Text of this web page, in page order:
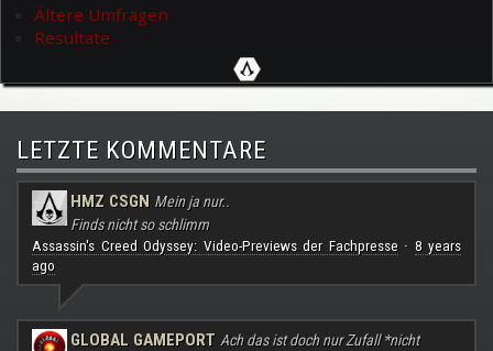
Ältere Umfragen
Resultate
LETZTE KOMMENTARE
HMZ CSGN Mein ja nur..
Finds nicht so schlimm
Assassin's Creed Odyssey: Video-Previews der Fachpresse· 8 years
ago
GLOBAL GAMEPORT Ach das ist doch nur Zufall *nicht